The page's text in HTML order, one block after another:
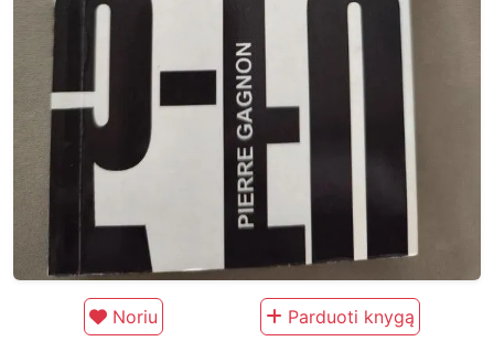
Noriu Parduoti knygą